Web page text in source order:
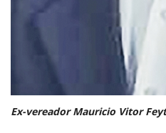
Ex-vereador Mauricio Vitor